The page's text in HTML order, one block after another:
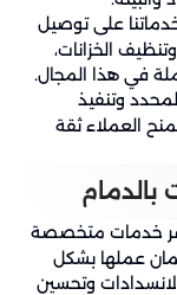
على توصيل
الخزانات،
في هذا المجال.
وتنفيذ
العملاء ثقة
بالدمام
خدمات متخصصة
عملها بشكل
وتحسين